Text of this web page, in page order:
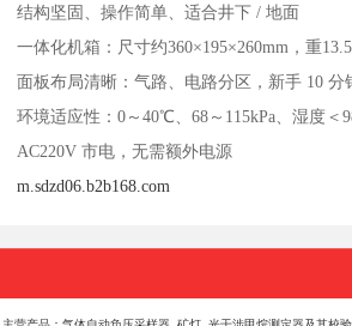
结构坚固、操作简单、适合井下 / 地面
一体化机箱：尺寸约360×195×260mm，重
面板布局清晰：气路、电路分区，新手 10 分
环境适应性：0～40℃、68～115kPa、湿度＜
AC220V 市电，无需额外电源
m.sdzd06.b2b168.com